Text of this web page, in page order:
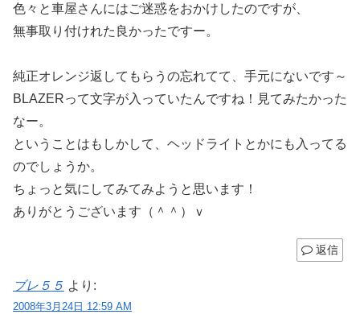
色々と車屋さんにはご迷惑をおかけしたのですが、
無事取り付けれた良かったですー。
純正オレンジ返してもらうの忘れてて、手元にないです～
BLAZERって文字が入っていたんですね！見てみたかった
なー。
ということはもしかして、ヘッドライトとかにも入ってる
のでしょうか。
ちょっと気にしてみてみようと思います！
ありがとうございます（＾＾）ｖ
返信
ブレ５５ より:
2008年3月24日 12:59 AM